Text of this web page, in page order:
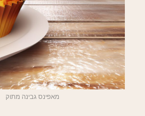
מאפינס גבינה מתוק